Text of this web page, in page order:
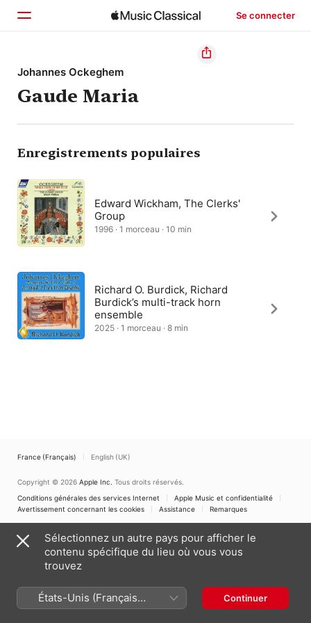
Se connecter
Accueil
Parcourir
Rechercher
Johannes Ockeghem
Gaude Maria
Enregistrements populaires
Edward Wickham, The Clerks'
Group
1996 · 1 morceau · 10 min
Richard O. Burdick, Richard
Burdick’s multi-track horn
ensemble
2025 · 1 morceau · 8 min
France (Français) English (UK)
Copyright © 2026 Apple Inc. Tous droits réservés.
Conditions générales des services Internet
Apple Music et confidentialité
Avertissement concernant les cookies
Assistance Remarques
Sélectionnez un autre pays pour afficher le
contenu spécifique du lieu où vous vous
trouvez
États-Unis (Français
France)
Continuer